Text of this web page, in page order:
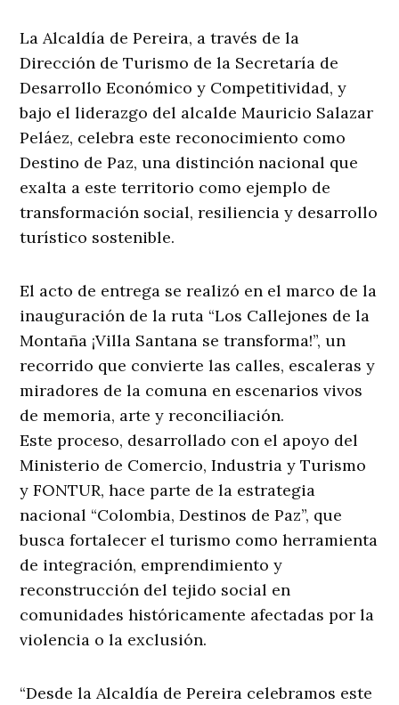
La Alcaldía de Pereira, a través de la
Dirección de Turismo de la Secretaría de
Desarrollo Económico y Competitividad, y
bajo el liderazgo del alcalde Mauricio Salazar
Peláez, celebra este reconocimiento como
Destino de Paz, una distinción nacional que
exalta a este territorio como ejemplo de
transformación social, resiliencia y desarrollo
turístico sostenible.
El acto de entrega se realizó en el marco de la
inauguración de la ruta “Los Callejones de la
Montaña ¡Villa Santana se transforma!”, un
recorrido que convierte las calles, escaleras y
miradores de la comuna en escenarios vivos
de memoria, arte y reconciliación.
Este proceso, desarrollado con el apoyo del
Ministerio de Comercio, Industria y Turismo
y FONTUR, hace parte de la estrategia
nacional “Colombia, Destinos de Paz”, que
busca fortalecer el turismo como herramienta
de integración, emprendimiento y
reconstrucción del tejido social en
comunidades históricamente afectadas por la
violencia o la exclusión.
“Desde la Alcaldía de Pereira celebramos este